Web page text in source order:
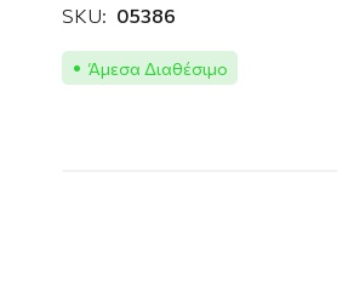
SKU: 05386
Άμεσα Διαθέσιμο